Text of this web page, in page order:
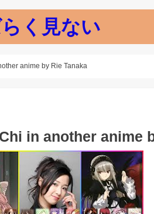
く見ない
anime by Rie Tanaka
in another anime